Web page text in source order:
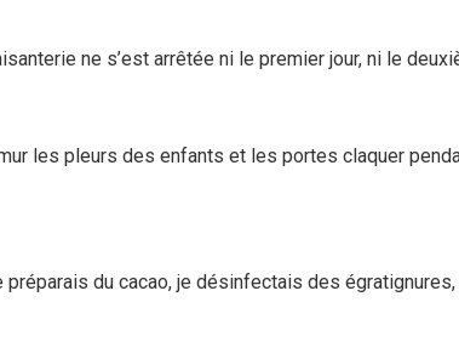
ne s’est arrêtée ni le premier jour, ni le
les pleurs des enfants et les portes claquer
du cacao, je désinfectais des